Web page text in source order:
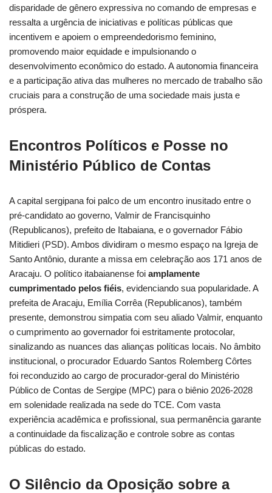
disparidade de gênero expressiva no comando de empresas e
ressalta a urgência de iniciativas e políticas públicas que
incentivem e apoiem o empreendedorismo feminino,
promovendo maior equidade e impulsionando o
desenvolvimento econômico do estado. A autonomia financeira
e a participação ativa das mulheres no mercado de trabalho são
cruciais para a construção de uma sociedade mais justa e
próspera.
Encontros Políticos e Posse no
Ministério Público de Contas
A capital sergipana foi palco de um encontro inusitado entre o
pré-candidato ao governo, Valmir de Francisquinho
(Republicanos), prefeito de Itabaiana, e o governador Fábio
Mitidieri (PSD). Ambos dividiram o mesmo espaço na Igreja de
Santo Antônio, durante a missa em celebração aos 171 anos de
Aracaju. O político itabaianense foi amplamente
cumprimentado pelos fiéis, evidenciando sua popularidade. A
prefeita de Aracaju, Emília Corrêa (Republicanos), também
presente, demonstrou simpatia com seu aliado Valmir, enquanto
o cumprimento ao governador foi estritamente protocolar,
sinalizando as nuances das alianças políticas locais. No âmbito
institucional, o procurador Eduardo Santos Rolemberg Côrtes
foi reconduzido ao cargo de procurador-geral do Ministério
Público de Contas de Sergipe (MPC) para o biênio 2026-2028
em solenidade realizada na sede do TCE. Com vasta
experiência acadêmica e profissional, sua permanência garante
a continuidade da fiscalização e controle sobre as contas
públicas do estado.
O Silêncio da Oposição sobre a